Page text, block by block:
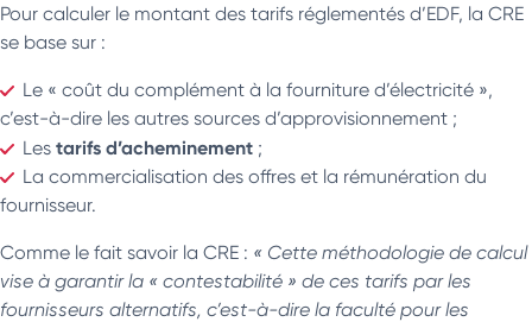
Pour calculer le montant des tarifs réglementés d’EDF, la CRE
se base sur :
Le « coût du complément à la fourniture d’électricité »,
c’est-à-dire les autres sources d’approvisionnement ;
Les tarifs d’acheminement ;
La commercialisation des offres et la rémunération du
fournisseur.
Comme le fait savoir la CRE : « Cette méthodologie de calcul
vise à garantir la « contestabilité » de ces tarifs par les
fournisseurs alternatifs, c’est-à-dire la faculté pour les